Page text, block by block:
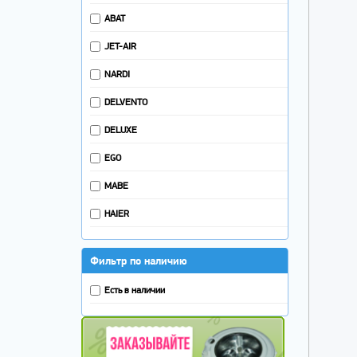
ABAT
JET-AIR
NARDI
DELVENTO
DELUXE
EGO
MABE
HAIER
Фильтр по наличию
Есть в наличии